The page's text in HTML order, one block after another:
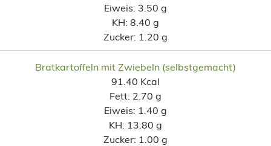
Eiweis: 3.50 g
KH: 8.40 g
Zucker: 1.20 g
Bratkartoffeln mit Zwiebeln (selbstgemacht)
91.40 Kcal
Fett: 2.70 g
Eiweis: 1.40 g
KH: 13.80 g
Zucker: 1.00 g